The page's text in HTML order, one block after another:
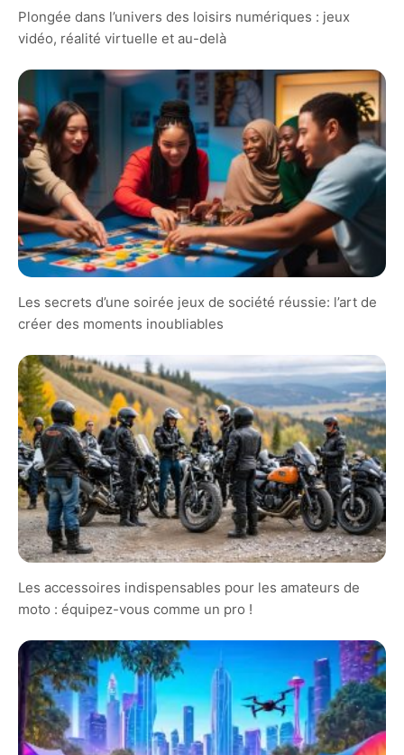
Plongée dans l’univers des loisirs numériques : jeux
vidéo, réalité virtuelle et au-delà
Les secrets d’une soirée jeux de société réussie: l’art de
créer des moments inoubliables
Les accessoires indispensables pour les amateurs de
moto : équipez-vous comme un pro !